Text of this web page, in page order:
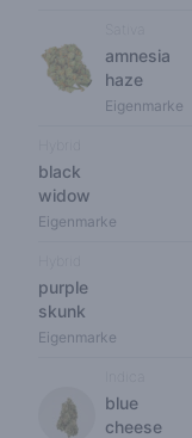
amnesia
haze
Eigenmarke
black
widow
Eigenmarke
purple
skunk
Eigenmarke
blue
cheese